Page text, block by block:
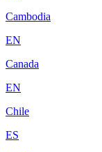
Cambodia
EN
Canada
EN
Chile
ES